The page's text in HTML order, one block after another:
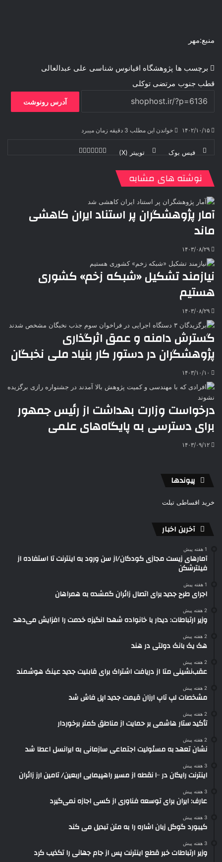
منبع:مهر
برچسب ها پژوهشگاه اقیانوس شناسی علی عبدالعالی
قطب جنوب مرتضی توکلی
آدرس رونوشت
۱۴۰۲/۱۰/۱۵ خواندن این مطلب 3 دقیقه زمان میبرد
فیس بوک توییتر (X)
نرسaم
نوشته های مشابه
آمار پژوهشگران پر استناد ایران کاهشی
ماند
۱۴۰۳/۰۸/۲۹
نیازمند تشکیل «شبکه زخم» کشوری
هستیم
۱۴۰۳/۰۸/۲۹
گسترش دامنه و عمق اثرگذاری
پژوهشگران در دستور کار بنیاد ملی نخبگان
۱۴۰۳/۱۰/۱۰
درخواست وزارت بهداشت از رئیس جمهور
برای دسترسی به پایگاه‌های علمی
۱۴۰۳/۰۹/۱۲
پیوندها
خرید اقساطی تبلت
آخرین اخبار
1 هفته پیش
آمارهای زیست مجازی کودکان/از سن ورود به اینترنت تا استفاده از
فیلترشکن
1 هفته پیش
اجرای طرح جدید برای اتصال زائران گمشده به همراهان
2 هفته پیش
وزیر ارتباطات: دیدار با خانواده شهدا انگیزه خدمت را افزایش می‌دهد
2 هفته پیش
هک یک بانک دولتی در هند
2 هفته پیش
عقب‌نشینی متا از دریافت اشتراک برای قابلیت جدید عینک هوشمند
2 هفته پیش
مشخصات لپ تاپ ارزان قیمت جدید اپل فاش شد
2 هفته پیش
تأکید ستار هاشمی بر حمایت از مناطق کمتر برخوردار
2 هفته پیش
نشان تعهد به مسئولیت اجتماعی سازمانی به ایرانسل اعطا شد
3 هفته پیش
اینترنت رایگان در ۱۰۰ نقطه از مسیر راهپیمایی اربعین/ تامین ارز زائران
3 هفته پیش
عارف: ایران برای توسعه فناوری از کسی اجازه نمی‌گیرد
3 هفته پیش
کیبورد گوگل زبان اشاره را به متن تبدیل می کند
3 هفته پیش
وزیر ارتباطات خبر قطع اینترنت پس از جام جهانی را تکذیب کرد